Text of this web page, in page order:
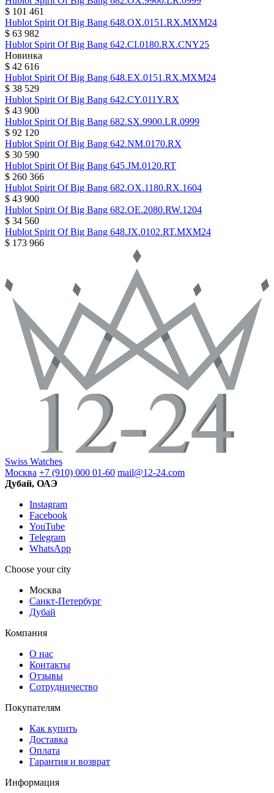
$ 101 461
Hublot Spirit Of Big Bang 648.OX.0151.RX.MXM24
$ 63 982
Hublot Spirit Of Big Bang 642.CI.0180.RX.CNY25
Новинка
$ 42 616
Hublot Spirit Of Big Bang 648.EX.0151.RX.MXM24
$ 38 529
Hublot Spirit Of Big Bang 642.CY.011Y.RX
$ 43 900
Hublot Spirit Of Big Bang 682.SX.9900.LR.0999
$ 92 120
Hublot Spirit Of Big Bang 642.NM.0170.RX
$ 30 590
Hublot Spirit Of Big Bang 645.JM.0120.RT
$ 260 366
Hublot Spirit Of Big Bang 682.OX.1180.RX.1604
$ 43 900
Hublot Spirit Of Big Bang 682.OE.2080.RW.1204
$ 34 560
Hublot Spirit Of Big Bang 648.JX.0102.RT.MXM24
$ 173 966
Swiss Watches
Москва +7 (910) 000 01-60 mail@12-24.com
Дубай, ОАЭ
Instagram
Facebook
YouTube
Telegram
WhatsApp
Choose your city
Москва
Санкт-Петербург
Дубай
Компания
О нас
Контакты
Отзывы
Сотрудничество
Покупателям
Как купить
Доставка
Оплата
Гарантия и возврат
Информация